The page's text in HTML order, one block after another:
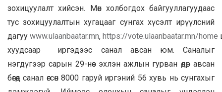
зохицуулалт хийсэн. Мөн холбогдох байгууллагуудаас
тус зохицуулалтын хугацааг сунгах хүсэлт ирүүлсний
дагуу www.ulaanbaatar.mn, https://vote.ulaanbaatar.mn/home
хуудсаар иргэдээс санал авсан юм. Саналыг
нэгдүгээр сарын 29-нөөс эхлэн ажлын гурван өдөр авсан
бөгөөд санал өгсөн 8000 гаруй иргэний 56 хувь нь сунгахыг